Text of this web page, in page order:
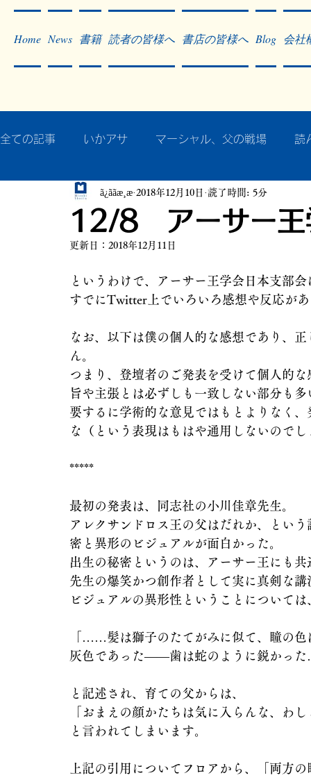
Home News 書籍 読者の皆様へ 書店の皆様へ Blog 会社
全ての記事 いかアサ マーシャル、父の戦場 読
秘蔵写真200枚でたどるアジア・太平洋戦争
作った本・作っている本
12/8 アーサー
ã¿ããæ¸æ 2018年12月10日 読了時間: 5分
更新日： 2018年12月11日
というわけで、アーサー王学会日本支部
すでにTwitter上でいろいろ感想や反応が
なお、以下は僕の個人的な感想であり、
ん。
つまり、登壇者のご発表を受けて個人的
旨や主張とは必ずしも一致しない部分も
要するに学術的な意見ではもとよりなく
な（という表現はもはや通用しないので
*****
最初の発表は、同志社の小川佳章先生。
アレクサンドロス王の父はだれか、とい
密と異形のビジュアルが面白かった。
出生の秘密というのは、アーサー王にも
先生の爆笑かつ創作者として実に真剣な
ビジュアルの異形性ということについて
「……髪は獅子のたてがみに似て、瞳の
灰色であった――歯は蛇のように鋭かっ
と記述され、育ての父からは、
「おまえの顔かたちは気に入らんな、わ
と言われてしまいます。
上記の引用についてフロアから、「両方